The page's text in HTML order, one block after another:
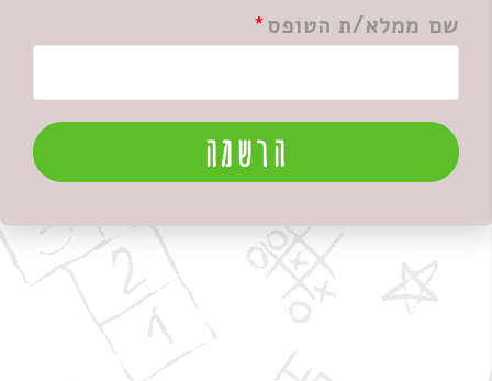
שם ממלא/ת הטופס
הרשמה